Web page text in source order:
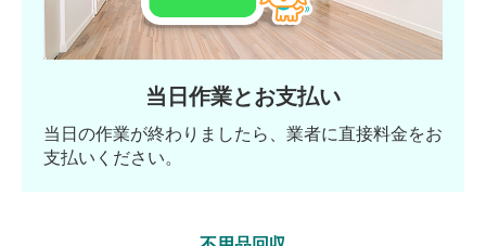
当日作業とお支払い
当日の作業が終わりましたら、業者に直接料金をお
支払いください。